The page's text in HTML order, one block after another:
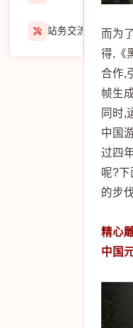
站务交流 939而为
得,《
合作,
帧生
同时,
中国
过四
呢?
的步
精心
中国